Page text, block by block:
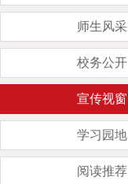
师生风采
校务公开
宣传视窗
学习园地
阅读推荐